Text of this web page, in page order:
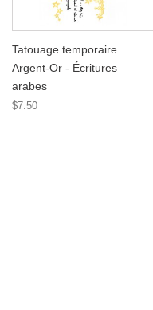
Tatouage temporaire
Argent-Or - Écritures
arabes
$7.50